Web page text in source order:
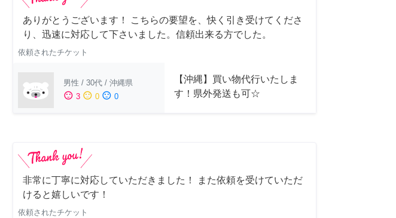
ありがとうございます！ こちらの要望を、快く引き受けてくださ
り、迅速に対応して下さいました。信頼出来る方でした。
依頼されたチケット
男性 / 30代 / 沖縄県
sentiment_satisfied 3 sentiment_neutral 0 sentiment_dissatisfied 0
【沖縄】買い物代行いたしま
す！県外発送も可☆
非常に丁寧に対応していただきました！ また依頼を受けていただ
けると嬉しいです！
依頼されたチケット